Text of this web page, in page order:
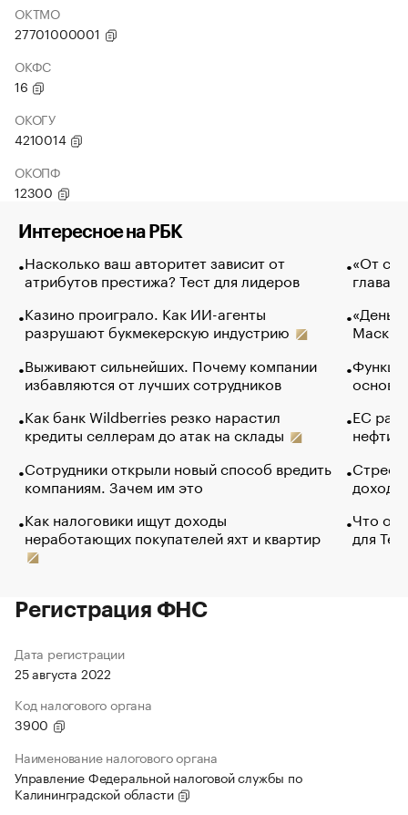
ОКТМО
27701000001
ОКФС
16
ОКОГУ
4210014
ОКОПФ
12300
Интересное на РБК
Насколько ваш авторитет зависит от
атрибутов престижа? Тест для лидеров
Казино проиграло. Как ИИ-агенты
разрушают букмекерскую индустрию
Выживают сильнейших. Почему компании
избавляются от лучших сотрудников
Как банк Wildberries резко нарастил
кредиты селлерам до атак на склады
Сотрудники открыли новый способ вредить
компаниям. Зачем им это
Как налоговики ищут доходы
неработающих покупателей яхт и квартир
«От
глава
Маск в
основ
ЕС
нефти
Что
для
Регистрация ФНС
Дата регистрации
25 августа 2022
Код налогового органа
3900
Наименование налогового органа
Управление Федеральной налоговой службы по
Калининградской области